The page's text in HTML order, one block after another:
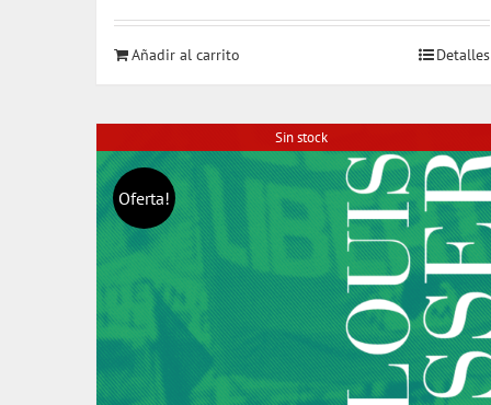
Añadir al carrito Detalles
Sin stock
Oferta!